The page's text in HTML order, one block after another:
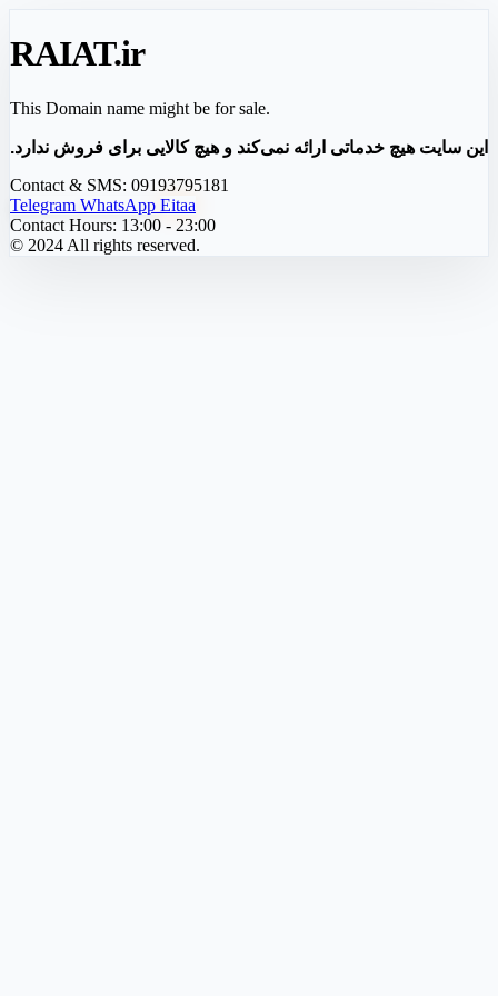
RAIAT.ir
This Domain name might be for sale.
این سایت هیچ خدماتی ارائه نمی‌کند و هیچ کالایی برای فروش ندارد.
Contact & SMS: 09193795181
Telegram WhatsApp Eitaa
Contact Hours: 13:00 - 23:00
© 2024 All rights reserved.